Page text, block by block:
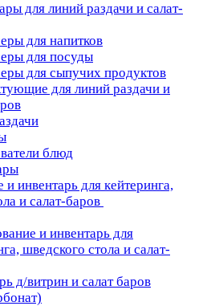
для линий раздачи и салат-
для напитков
для посуды
для сыпучих продуктов
для линий раздачи и
блюд
инвентарь для кейтеринга,
и салат-баров
и инвентарь для
шведского стола и салат-
д/витрин и салат баров